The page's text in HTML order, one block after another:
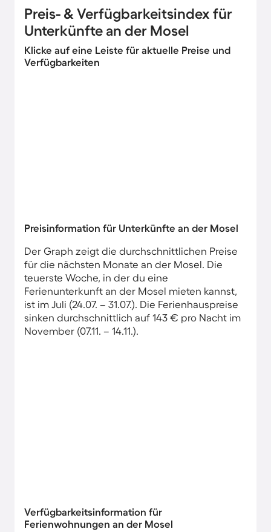
Preis- & Verfügbarkeitsindex für
Unterkünfte an der Mosel
Klicke auf eine Leiste für aktuelle Preise und
Verfügbarkeiten
Preisinformation für Unterkünfte an der Mosel
Der Graph zeigt die durchschnittlichen Preise
für die nächsten Monate an der Mosel. Die
teuerste Woche, in der du eine
Ferienunterkunft an der Mosel mieten kannst,
ist im Juli (24.07. – 31.07.). Die Ferienhauspreise
sinken durchschnittlich auf 143 € pro Nacht im
November (07.11. – 14.11.).
Verfügbarkeitsinformation für
Ferienwohnungen an der Mosel